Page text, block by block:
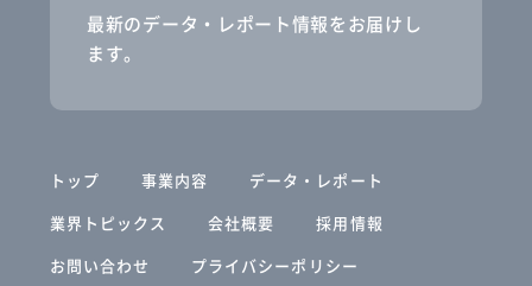
最新のデータ・レポート情報をお届けし
ます。
トップ 事業内容
データ・レポート
業界トピックス
会社概要
採用情報
お問い合わせ
プライバシーポリシー